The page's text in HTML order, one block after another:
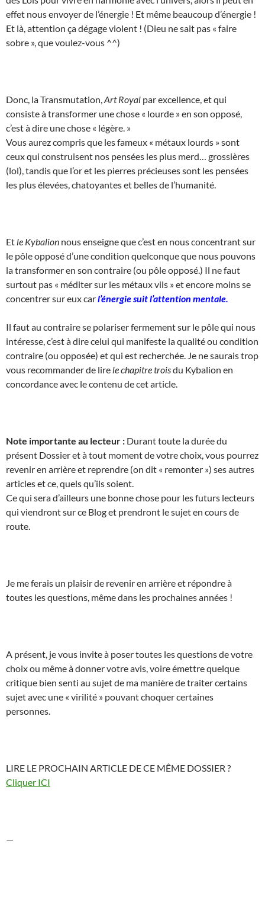
effet nous envoyer de l’énergie ! Et même beaucoup d’énergie !
Et là, attention ça dégage violent ! (Dieu ne sait pas « faire
sobre », que voulez-vous ^^)
Donc, la Transmutation, Art Royal par excellence, et qui
consiste à transformer une chose « lourde » en son opposé,
c’est à dire une chose « légère. »
Vous aurez compris que les fameux « métaux lourds » sont
ceux qui construisent nos pensées les plus merd… grossières
(lol), tandis que l’or et les pierres précieuses sont les pensées
les plus élevées, chatoyantes et belles de l’humanité.
Et le Kybalion nous enseigne que c’est en nous concentrant sur
le pôle opposé d’une condition quelconque que nous pouvons
la transformer en son contraire (ou pôle opposé.) Il ne faut
surtout pas « méditer sur les métaux vils » et encore moins se
concentrer sur eux carl’énergie suit l’attention mentale.
Il faut au contraire se polariser fermement sur le pôle qui nous
intéresse, c’est à dire celui qui manifeste la qualité ou condition
contraire (ou opposée) et qui est recherchée. Je ne saurais trop
vous recommander de lire le chapitre troisdu Kybalion en
concordance avec le contenu de cet article.
Note importante au lecteur : Durant toute la durée du
présent Dossier et à tout moment de votre choix, vous pourrez
revenir en arrière et reprendre (on dit « remonter ») ses autres
articles et ce, quels qu’ils soient.
Ce qui sera d’ailleurs une bonne chose pour les futurs lecteurs
qui viendront sur ce Blog et prendront le sujet en cours de
route.
Je me ferais un plaisir de revenir en arrière et répondre à
toutes les questions, même dans les prochaines années !
A présent, je vous invite à poser toutes les questions de votre
choix ou même à donner votre avis, voire émettre quelque
critique bien senti au sujet de ma manière de traiter certains
sujet avec une « virilité » pouvant choquer certaines
personnes.
LIRE LE PROCHAIN ARTICLE DE CE MÊME DOSSIER ?
Cliquer ICI
—